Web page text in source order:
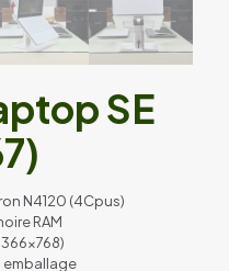
SE
N4120 (4Cpus)
RAM
emballage